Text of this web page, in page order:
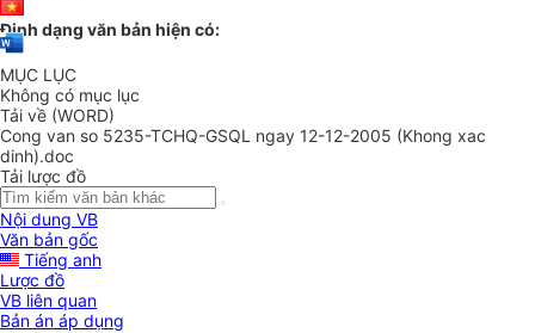
Định dạng văn bản hiện có:
MỤC LỤC
Không có mục lục
Tải về (WORD)
Cong van so 5235-TCHQ-GSQL ngay 12-12-2005 (Khong xac
dinh).doc
Tải lược đồ
Nội dung VB
Văn bản gốc
Tiếng anh
Lược đồ
VB liên quan
Bản án áp dụng